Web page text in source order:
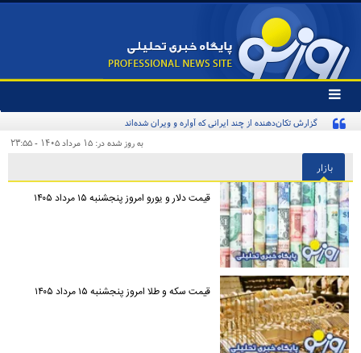
تغییر
وضعیت
منوی
ها
گزارش تکان‌دهنده از چند ایرانی که آواره و ویران شده‌اند
به روز شده در: ۱۵ مرداد ۱۴۰۵ - ۲۳:۵۵
بازار
قیمت دلار و یورو امروز پنجشنبه ۱۵ مرداد ۱۴۰۵
قیمت سکه و طلا امروز پنجشنبه ۱۵ مرداد ۱۴۰۵